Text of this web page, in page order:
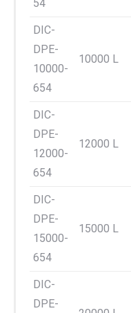
54
DIC-
DPE-
10000-
654
10000 L
DIC-
DPE-
12000-
654
12000 L
DIC-
DPE-
15000-
654
15000 L
DIC-
DPE-